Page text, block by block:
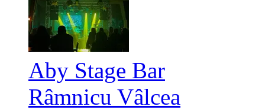
Aby Stage Bar
Râmnicu Vâlcea